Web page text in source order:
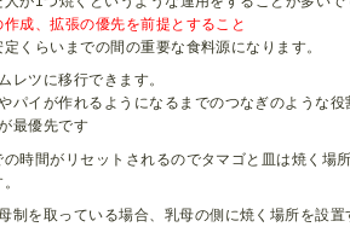
成、拡張の優先を前提とすること
くらいまでの間の重要な食料源になります。
レツに移行できます。
パイが作れるようになるまでのつなぎのような役
最優先です
時間がリセットされるのでタマゴと皿は焼く場
制を取っている場合、乳母の側に焼く場所を設置